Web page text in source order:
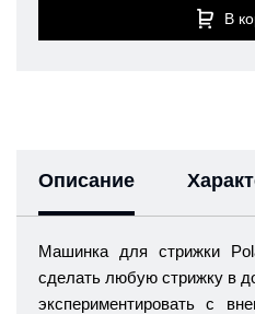
В
Описание
Машинка для стрижки
сделать любую стрижку в
экспериментировать с